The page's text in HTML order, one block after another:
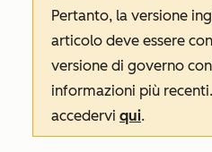
Pertanto, la versione
articolo deve essere
versione di governo
informazioni più
accedervi qui.